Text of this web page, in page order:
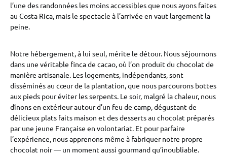
l’une des randonnées les moins accessibles que nous ayons faites
au Costa Rica, mais le spectacle à l’arrivée en vaut largement la
peine.
Notre hébergement, à lui seul, mérite le détour. Nous séjournons
dans une véritable finca de cacao, où l’on produit du chocolat de
manière artisanale. Les logements, indépendants, sont
disséminés au cœur de la plantation, que nous parcourons bottes
aux pieds pour éviter les serpents. Le soir, malgré la chaleur, nous
dînons en extérieur autour d’un feu de camp, dégustant de
délicieux plats faits maison et des desserts au chocolat préparés
par une jeune Française en volontariat. Et pour parfaire
l’expérience, nous apprenons même à fabriquer notre propre
chocolat noir — un moment aussi gourmand qu’inoubliable.